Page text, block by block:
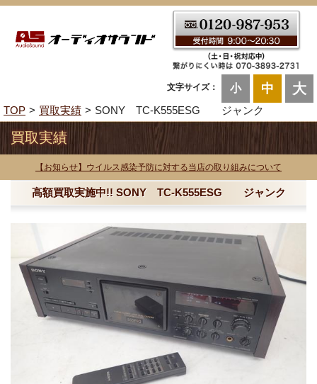
文字サイズ： 小 中 大
TOP 買取実績 SONY TC-K555ESG ジャンク
買取実績
【お知らせ】ウイルス感染予防に対する当店の取り組みについて
高額買取実施中!! SONY TC-K555ESG ジャンク